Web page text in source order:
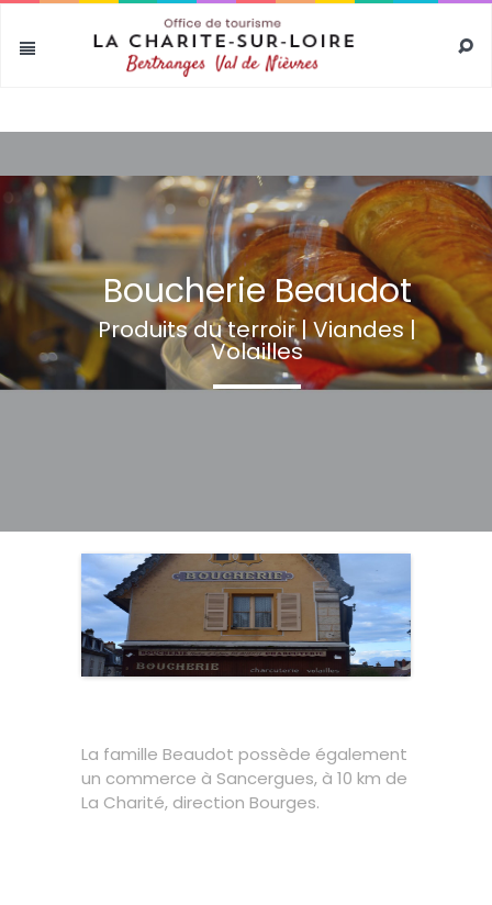
Boucherie Beaudot
Produits du terroir | Viandes |
Volailles
La famille Beaudot possède également
un commerce à Sancergues, à 10 km de
La Charité, direction Bourges.